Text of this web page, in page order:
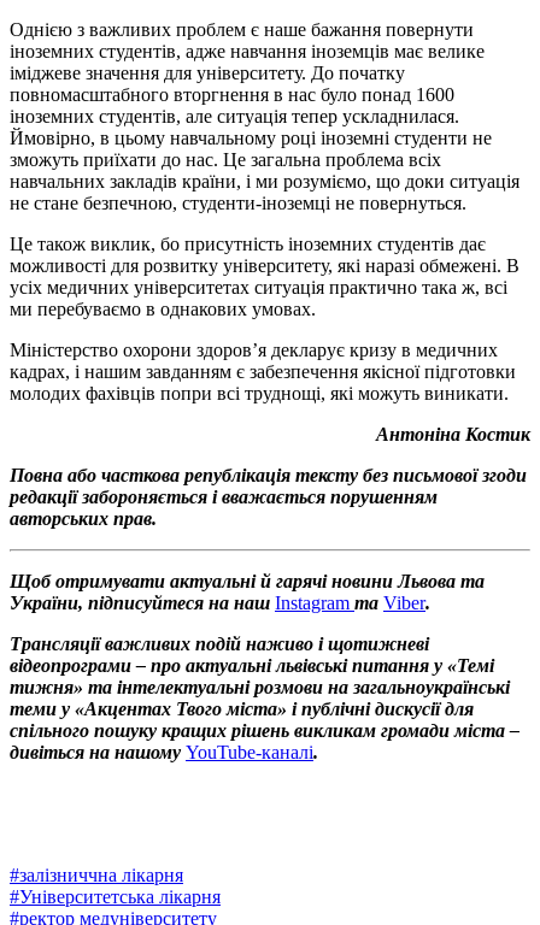
Однією з важливих проблем є наше бажання повернути
іноземних студентів, адже навчання іноземців має велике
іміджеве значення для університету. До початку
повномасштабного вторгнення в нас було понад 1600
іноземних студентів, але ситуація тепер ускладнилася.
Ймовірно, в цьому навчальному році іноземні студенти не
зможуть приїхати до нас. Це загальна проблема всіх
навчальних закладів країни, і ми розуміємо, що доки ситуація
не стане безпечною, студенти-іноземці не повернуться.
Це також виклик, бо присутність іноземних студентів дає
можливості для розвитку університету, які наразі обмежені. В
усіх медичних університетах ситуація практично така ж, всі
ми перебуваємо в однакових умовах.
Міністерство охорони здоров’я декларує кризу в медичних
кадрах, і нашим завданням є забезпечення якісної підготовки
молодих фахівців попри всі труднощі, які можуть виникати.
Антоніна Костик
Повна або часткова републікація тексту без письмової згоди
редакції забороняється і вважається порушенням
авторських прав.
Щоб отримувати актуальні й гарячі новини Львова та
України, підписуйтеся на наш Instagram та Viber.
Трансляції важливих подій наживо і щотижневі
відеопрограми – про актуальні львівські питання у «Темі
тижня» та інтелектуальні розмови на загальноукраїнські
теми у «Акцентах Твого міста» і публічні дискусії для
спільного пошуку кращих рішень викликам громади міста –
дивіться на нашому YouTube-каналі.
#залізниччна лікарня
#Університетська лікарня
#ректор медуніверситету